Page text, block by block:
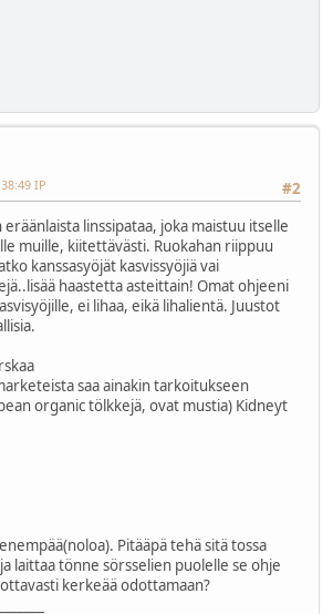
#2
IP
eräänlaista linssipataa, joka maistuu itselle
muille, kiitettävästi. Ruokahan riippuu
kanssasyöjät kasvissyöjiä vai
haastetta asteittain! Omat ohjeeni
ei lihaa, eikä lihalientä. Juustot
saa ainakin tarkoitukseen
organic tölkkejä, ovat mustia) Kidneyt
Pitääpä tehä sitä tossa
laittaa tönne sörsselien puolelle se ohje
kerkeää odottamaan?